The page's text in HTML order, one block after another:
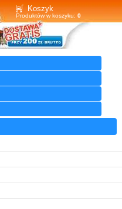
Koszyk
Produktów w koszyku: 0